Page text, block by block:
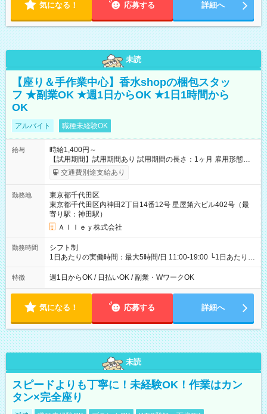
気になる！ 応募する 詳細へ
未読
【座り＆手作業中心】香水shopの梱包スタッ
フ ★副業OK ★週1日からOK ★1日1時間から
OK
アルバイト 職種未経験OK
給与
時給1,400円～
【試用期間】試用期間あり 試用期間の長さ：1ヶ月 雇用形態、
給与は本採用時と同じです。
交通費別途支給あり
勤務地
東京都千代田区
東京都千代田区内神田2丁目14番12号 星屋第六ビル402号（最
寄り駅：神田駅）
Ａｌｌｅｙ株式会社
勤務時間
シフト制
1日あたりの実働時間：最大5時間/日 11:00-19:00 └1日あたりの
実働時間：1-5時間 └上記の時間帯内であれば、いつでも勤務可
能！ └平日・土曜日の中で、お好きな曜日でご勤務いただけま
18:00 などのように、自由な働き方が可能なお仕事です！
特徴 週1日からOK / 日払いOK / 副業・WワークOK
気になる！ 応募する 詳細へ
未読
スピードよりも丁寧に！未経験OK！作業はカン
タン×完全座り